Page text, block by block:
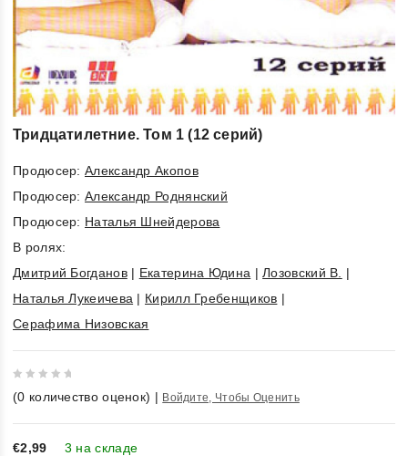
Тридцатилетние. Том 1 (12 серий)
Продюсер:Александр Акопов
Продюсер:Александр Роднянский
Продюсер: Наталья Шнейдерова
В ролях:
Дмитрий Богданов| Екатерина Юдина |Лозовский В.
|
Наталья Лукеичева | Кирилл Гребенщиков |
Серафима Низовская
out
of
5
(0 количество оценок) | Войдите, Чтобы Оценить
€2,99 3 на складе